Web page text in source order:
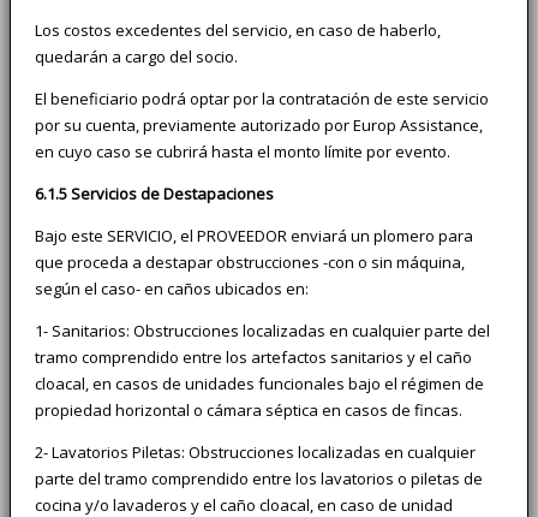
Los costos excedentes del servicio, en caso de haberlo,
quedarán a cargo del socio.
El beneficiario podrá optar por la contratación de este servicio
por su cuenta, previamente autorizado por Europ Assistance,
en cuyo caso se cubrirá hasta el monto límite por evento.
6.1.5 Servicios de Destapaciones
Bajo este SERVICIO, el PROVEEDOR enviará un plomero para
que proceda a destapar obstrucciones -con o sin máquina,
según el caso- en caños ubicados en:
1- Sanitarios: Obstrucciones localizadas en cualquier parte del
tramo comprendido entre los artefactos sanitarios y el caño
cloacal, en casos de unidades funcionales bajo el régimen de
propiedad horizontal o cámara séptica en casos de fincas.
2- Lavatorios Piletas: Obstrucciones localizadas en cualquier
parte del tramo comprendido entre los lavatorios o piletas de
cocina y/o lavaderos y el caño cloacal, en caso de unidad